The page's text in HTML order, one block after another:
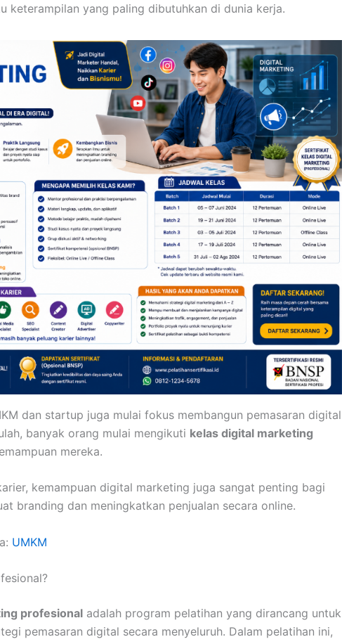
keterampilan yang paling dibutuhkan di dunia kerja.
dan startup juga mulai fokus membangun pemasaran digital
banyak orang mulai mengikuti kelas digital marketing
mereka.
kemampuan digital marketing juga sangat penting bagi
branding dan meningkatkan penjualan secara online.
UMKM
profesional adalah program pelatihan yang dirancang untuk
pemasaran digital secara menyeluruh. Dalam pelatihan ini,